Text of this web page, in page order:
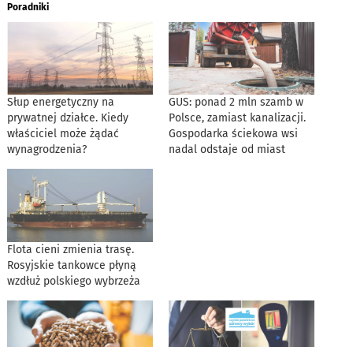
Poradniki
Słup energetyczny na
prywatnej działce. Kiedy
właściciel może żądać
wynagrodzenia?
GUS: ponad 2 mln szamb w
Polsce, zamiast kanalizacji.
Gospodarka ściekowa wsi
nadal odstaje od miast
Flota cieni zmienia trasę.
Rosyjskie tankowce płyną
wzdłuż polskiego wybrzeża